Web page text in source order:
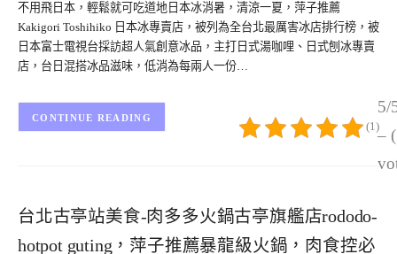
不用飛日本，輕鬆就可吃道地日本冰消暑，清涼一夏，萍子推薦
Kakigori Toshihiko 日本冰專賣店，被列為全台北最厲害冰店排行榜，被
日本富士電視台採訪超人氣創意冰品，主打日式湯咖哩、日式刨冰專賣
店，台日混搭冰品滋味，低消為每兩人一份…
5/
–
(1)
CONTINUE READING
台北古亭站美食-肉多多火鍋古亭旗艦店rododo-
hotpot guting，萍子推薦暴龍級火鍋，肉食控必